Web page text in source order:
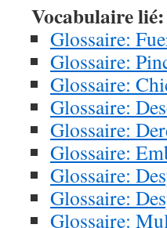
Vocabulaire lié:
Glossaire:
Glossaire:
Glossaire:
Glossaire:
Glossaire:
Glossaire:
Glossaire:
Glossaire:
Glossaire: